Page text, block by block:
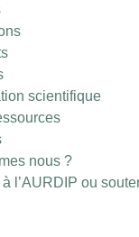
scientifique
nous ?
l’AURDIP ou